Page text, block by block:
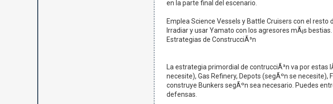
en la parte final del escenario.
Emplea Science Vessels y Battle Cruisers con el
Irradiar y usar Yamato con los agresores mÃ¡s bestias.
Estrategias de ConstrucciÃ³n
La estrategia primordial de contrucciÃ³n va por estas
necesite), Gas Refinery, Depots (segÃºn se necesite),
construye Bunkers segÃºn sea necesario. Puedes
defensas.